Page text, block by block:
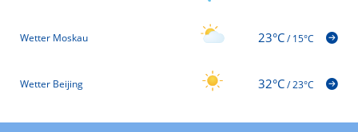
Wetter Moskau 23°C/15°C
Wetter Beijing 32°C/23°C